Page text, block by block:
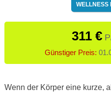
WELLNESS
311 €
Günstiger Preis:
Wenn der Körper eine kurze,